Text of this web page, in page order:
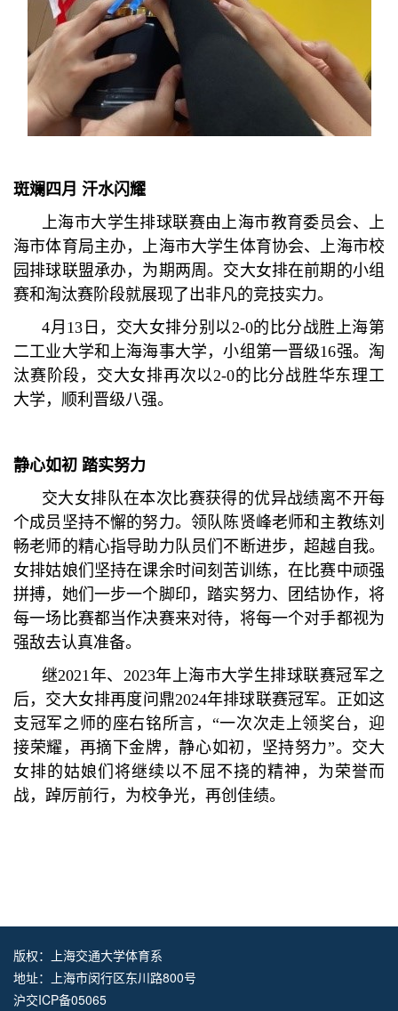
斑斓四月 汗水闪耀
上海市大学生排球联赛由上海市教育委员会、上
海市体育局主办，上海市大学生体育协会、上海市校
园排球联盟承办，为期两周。交大女排在前期的小组
赛和淘汰赛阶段就展现了出非凡的竞技实力。
4月13日，交大女排分别以2-0的比分战胜上海第
二工业大学和上海海事大学，小组第一晋级16强。淘
汰赛阶段，交大女排再次以2-0的比分战胜华东理工
大学，顺利晋级八强。
静心如初 踏实努力
交大女排队在本次比赛获得的优异战绩离不开每
个成员坚持不懈的努力。领队陈贤峰老师和主教练刘
畅老师的精心指导助力队员们不断进步，超越自我。
女排姑娘们坚持在课余时间刻苦训练，在比赛中顽强
拼搏，她们一步一个脚印，踏实努力、团结协作，将
每一场比赛都当作决赛来对待，将每一个对手都视为
强敌去认真准备。
继2021年、2023年上海市大学生排球联赛冠军之
后，交大女排再度问鼎2024年排球联赛冠军。正如这
支冠军之师的座右铭所言，“一次次走上领奖台，迎
接荣耀，再摘下金牌，静心如初，坚持努力”。交大
女排的姑娘们将继续以不屈不挠的精神，为荣誉而
战，踔厉前行，为校争光，再创佳绩。
版权：上海交通大学体育系
地址：上海市闵行区东川路800号
沪交ICP备05065